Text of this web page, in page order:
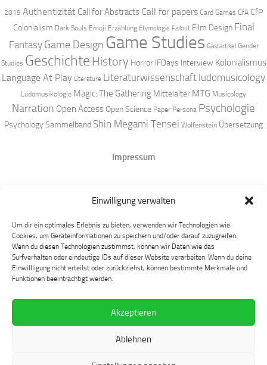
Einwilligung verwalten
Um dir ein optimales Erlebnis zu bieten, verwenden wir Technologien wie
Cookies, um Geräteinformationen zu speichern und/oder darauf zuzugreifen.
Wenn du diesen Technologien zustimmst, können wir Daten wie das
Surfverhalten oder eindeutige IDs auf dieser Website verarbeiten. Wenn du deine
Einwillligung nicht erteilst oder zurückziehst, können bestimmte Merkmale und
Funktionen beeinträchtigt werden.
Akzeptieren
Ablehnen
2019 Authentizität Call for Abstracts Call for papers Card Games CfA CfP
Colonialism Dark Souls Emoji Erzählung Etymologie Fallout Film Design Final
Fantasy Game Design Game Studies Gastartikel Gender
Studies Geschichte History Horror IFDays Interview Kolonialismus
Language At Play Literature Literaturwissenschaft ludomusicology
Ludomusikologie Magic: The Gathering Mittelalter MTG Musicology
Narration Open Access Open Science Paper Persona Psychologie
PsychologySammelband Shin Megami Tensei Wolfenstein Übersetzung
Impressum
Mastodon